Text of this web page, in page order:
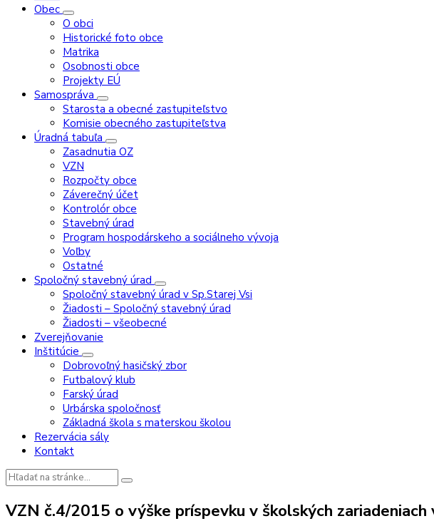
Obec
O obci
Historické foto obce
Matrika
Osobnosti obce
Projekty EÚ
Samospráva
Starosta a obecné zastupiteľstvo
Komisie obecného zastupiteľstva
Úradná tabuľa
Zasadnutia OZ
VZN
Rozpočty obce
Záverečný účet
Kontrolór obce
Stavebný úrad
Program hospodárskeho a sociálneho vývoja
Voľby
Ostatné
Spoločný stavebný úrad
Spoločný stavebný úrad v Sp.Starej Vsi
Žiadosti – Spoločný stavebný úrad
Žiadosti – všeobecné
Zverejňovanie
Inštitúcie
Dobrovoľný hasičský zbor
Futbalový klub
Farský úrad
Urbárska spoločnosť
Základná škola s materskou školou
Rezervácia sály
Kontakt
Vyhľadávanie:
VZN č.4/2015 o výške príspevku v školských